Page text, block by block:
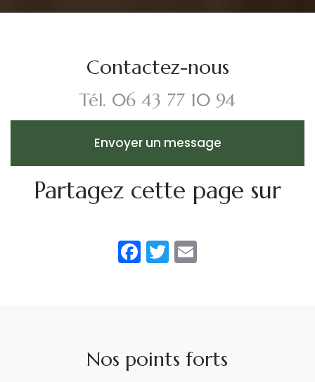
Contactez-nous
Tél. 06 43 77 10 94
Envoyer un message
Partagez cette page sur
Facebook
Twitter
Nos points forts